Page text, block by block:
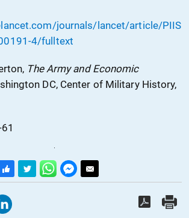
journals/lancet/article/PIIS
4/fulltext
The Army and Economic
DC, Center of Military History,